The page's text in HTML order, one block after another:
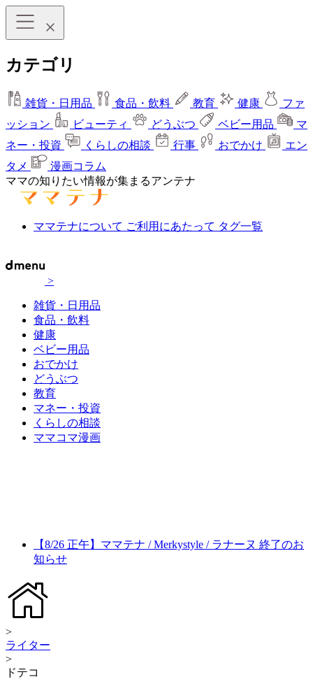
カテゴリ
雑貨・日用品 食品・飲料 教育 健康
ファ
ッション
ビューティ どうぶつ ベビー用品
マ
ネー・投資
くらしの相談 行事 おでかけ
エン
タメ
漫画コラム
ママの知りたい情報が集まるアンテナ
ママテナについて ご利用にあたって タグ一覧
>
雑貨・日用品
食品・飲料
健康
ベビー用品
おでかけ
どうぶつ
教育
マネー・投資
くらしの相談
ママコマ漫画
【8/26 正午】ママテナ / Merkystyle / ラナーヌ 終了のお
知らせ
>
ライター
>
ドテコ